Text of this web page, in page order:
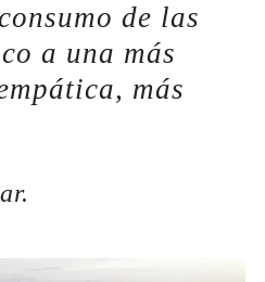
de las
a una más
más